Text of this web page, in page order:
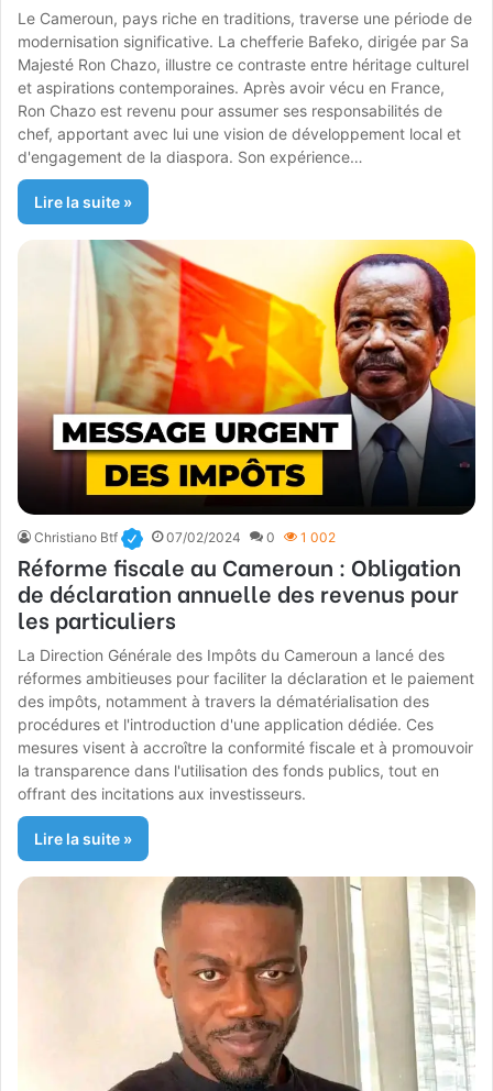
Le Cameroun, pays riche en traditions, traverse une période de
modernisation significative. La chefferie Bafeko, dirigée par Sa
Majesté Ron Chazo, illustre ce contraste entre héritage culturel
et aspirations contemporaines. Après avoir vécu en France,
Ron Chazo est revenu pour assumer ses responsabilités de
chef, apportant avec lui une vision de développement local et
d'engagement de la diaspora. Son expérience…
Lire la suite »
Christiano Btf 07/02/2024 0 1 002
Réforme fiscale au Cameroun : Obligation
de déclaration annuelle des revenus pour
les particuliers
La Direction Générale des Impôts du Cameroun a lancé des
réformes ambitieuses pour faciliter la déclaration et le paiement
des impôts, notamment à travers la dématérialisation des
procédures et l'introduction d'une application dédiée. Ces
mesures visent à accroître la conformité fiscale et à promouvoir
la transparence dans l'utilisation des fonds publics, tout en
offrant des incitations aux investisseurs.
Lire la suite »